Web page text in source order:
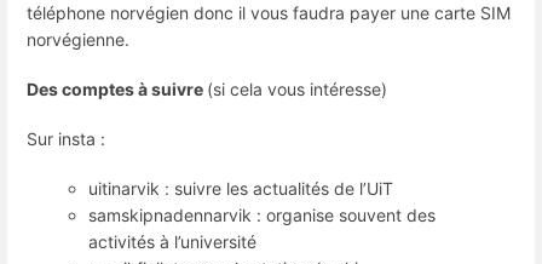
téléphone norvégien donc il vous faudra payer une carte SIM
norvégienne.
Des comptes à suivre (si cela vous intéresse)
Sur insta :
uitinarvik : suivre les actualités de l’UiT
samskipnadennarvik : organise souvent des
activités à l’université